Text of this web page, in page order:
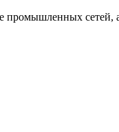
промышленных